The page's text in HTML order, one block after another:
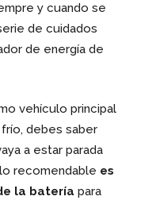
y cuando se
de cuidados
de energía de
vehículo principal
debes saber
a estar parada
recomendable es
la batería para